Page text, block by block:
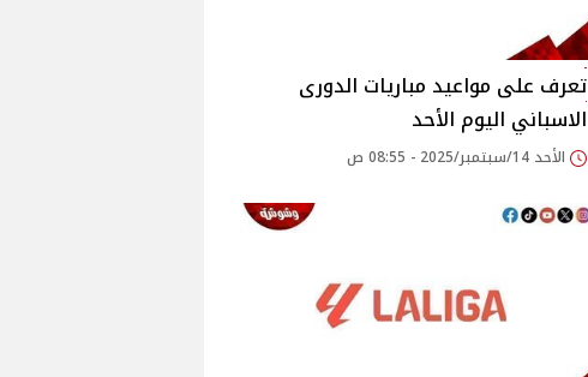
تعرف على مواعيد مباريات الدورى
الاسباني اليوم الأحد
الأحد 14/سبتمبر/2025 - 08:55 ص